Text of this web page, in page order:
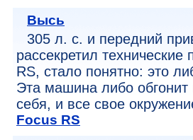
Высь
305 л. с. и передний
рассекретил
RS, стало понятно: это
Эта машина либо обгонит
себя, и все свое
Focus RS